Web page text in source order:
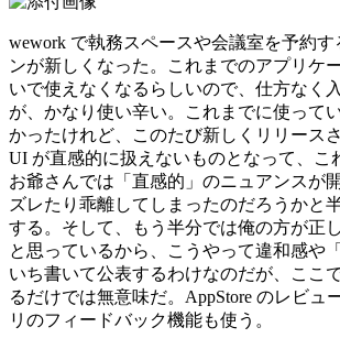
wework で執務スペースや会議室を予約す
ンが新しくなった。これまでのアプリケ
いで使えなくなるらしいので、仕方なく
が、かなり使い辛い。これまでに使って
かったけれど、このたび新しくリリース
UI が直感的に扱えないものとなって、こ
お爺さんでは「直感的」のニュアンスが
ズレたり乖離してしまったのだろうかと
する。そして、もう半分では俺の方が正
と思っているから、こうやって違和感や
いち書いて公表するわけなのだが、ここ
るだけでは無意味だ。AppStore のレビュ
リのフィードバック機能も使う。